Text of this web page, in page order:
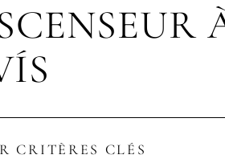
CRITÈRES CLÉS